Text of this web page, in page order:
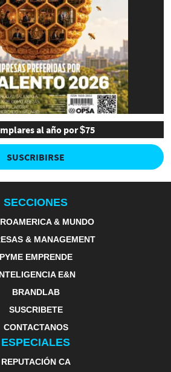
al año por $75
SUSCRIBIRSE
SECCIONES
& MUNDO
& MANAGEMENT
PYME EMPRENDE
E&N
BRANDLAB
SUSCRIBETE
CONTACTANOS
ESPECIALES
REPUTACIÓN CA